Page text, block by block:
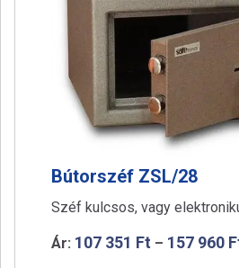
Bútorszéf ZSL/28
Széf kulcsos, vagy
Ár: 107 351 Ft – 157 960